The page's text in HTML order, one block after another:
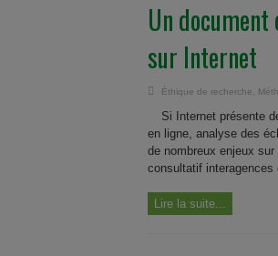
Un
sur Internet
Éthique de recherche
Si Internet présente
en ligne, analyse des
de nombreux enjeux
consultatif interagences
Lire la suite...